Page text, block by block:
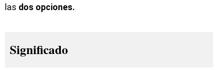
las dos opciones.
Significado